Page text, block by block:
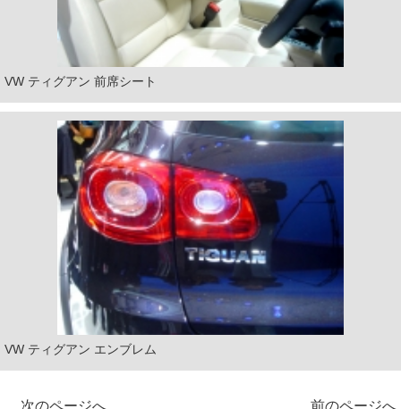
VW ティグアン 前席シート
VW ティグアン エンブレム